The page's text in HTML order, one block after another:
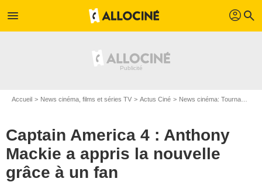
menu profil search
Accueil News cinéma, films et séries TV Actus Ciné News cinéma: Tournages
Captain America 4 : Anthony
Mackie a appris la nouvelle
grâce à un fan